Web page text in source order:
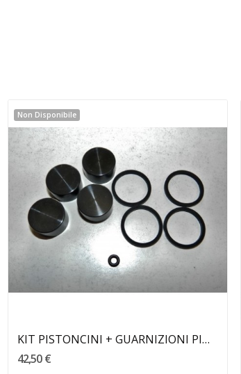
Non Disponibile
KIT PISTONCINI + GUARNIZIONI PINZA REV BETA
42,50 €